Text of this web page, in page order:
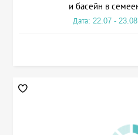
и басейн в
Дата: 22.07 -